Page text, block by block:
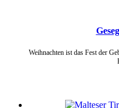
Weihnachten ist das Fest der